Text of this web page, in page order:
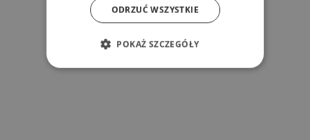
ODRZUĆ WSZYSTKIE
POKAŻ SZCZEGÓŁY